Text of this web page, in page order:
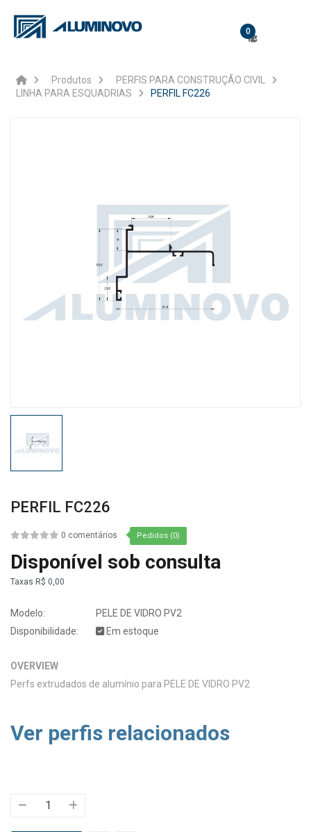
0
Produtos
PERFIS PARA CONSTRUÇÃO CIVIL
LINHA PARA ESQUADRIAS
PERFIL FC226
PERFIL FC226
0 comentários Pedidos (0)
Disponível sob consulta
Taxas R$ 0,00
Modelo:
PELE DE VIDRO PV2
Disponibilidade:
Em estoque
OVERVIEW
Perfs extrudados de alumínio para PELE DE VIDRO PV2
Ver perfis relacionados